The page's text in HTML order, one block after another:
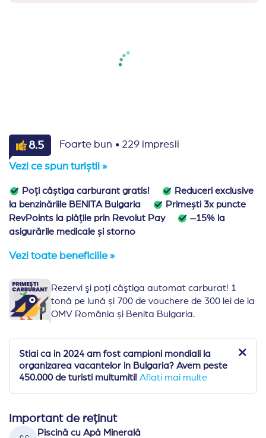
8.5 Foarte bun · 229 impresii
Vezi ce spun turiștii »
Poți câștiga carburant gratis!
Reduceri exclusive
la benzinăriile BENITA Bulgaria
Primești 3x puncte
RevPoints la plățile prin Revolut Pay
–15% la
asigurările medicale și storno
Vezi toate beneficiile »
Rezervi şi poţi câştiga automat carburat! 1
tonă pe lună și 700 de vouchere de 300 lei de la
OMV România și Benita Bulgaria.
Stiai ca in 2024 am fost campioni mondiali la
organizarea vacantelor in Bulgaria? Avem peste
450.000 de turisti multumiti! Aflati mai multe
Important de reținut
Piscină cu Apă Minerală